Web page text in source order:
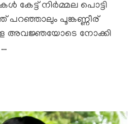
കേട്ട് നിർമ്മല പൊട്ടി
പൂങ്കണ്ണീര്
അവജ്ഞയോടെ നോക്കി